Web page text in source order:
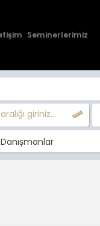
Seminerlerimiz
giriniz...